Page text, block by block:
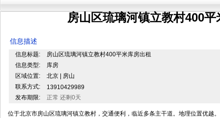
房山区琉璃河镇立教村400平
信息描述
信息标题:
房山区琉璃河镇立教村400平米库房出租
信息类型:
库房
区域位置:
北京 | 房山
联系方式:
13910429989
发布期限:
正常 还剩0天
位于北京市房山区琉璃河镇立教村，交通便利，临近多条主干道。地理位置优越